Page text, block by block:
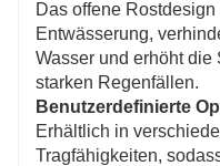
Das offene
Entwässerung,
Wasser und erhöht die
starken Regenfällen.
Benutzerdefinierte
Erhältlich in
Tragfähigkeiten,